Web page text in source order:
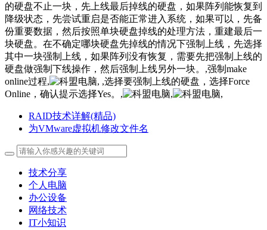
的硬盘不止一块，先上线最后掉线的硬盘，如果阵列能恢复到
降级状态，先尝试重启是否能正常进入系统，如果可以，先备
份重要数据，然后按照单块硬盘掉线的处理方法，重建最后一
块硬盘。在不确定哪块硬盘先掉线的情况下强制上线，先选择
其中一块强制上线，如果阵列没有恢复，需要先把强制上线的
硬盘做强制下线操作，然后强制上线另外一块。,强制make
online过程,
, ,选择要强制上线的硬盘，选择Force
Online，确认提示选择Yes。,
, ,
RAID技术详解(精品)
为VMware虚拟机修改文件名
技术分享
个人电脑
办公设备
网络技术
IT小知识